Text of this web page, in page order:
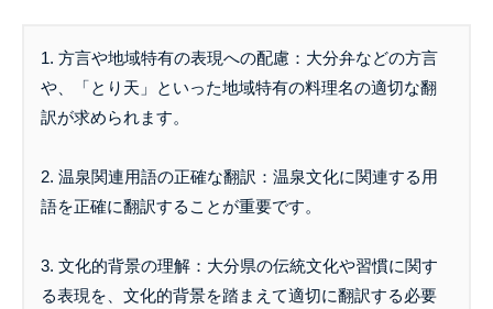
1. 方言や地域特有の表現への配慮：大分弁などの方言
や、「とり天」といった地域特有の料理名の適切な翻
訳が求められます。
2. 温泉関連用語の正確な翻訳：温泉文化に関連する用
語を正確に翻訳することが重要です。
3. 文化的背景の理解：大分県の伝統文化や習慣に関す
る表現を、文化的背景を踏まえて適切に翻訳する必要